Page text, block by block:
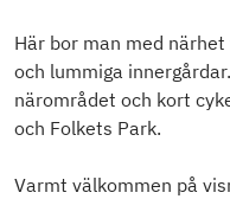
Här bor man med
och lummiga
närområdet och kort
och Folkets Park.
Varmt välkommen på